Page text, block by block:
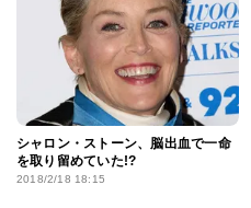
シャロン・ストーン、脳出血で一命
を取り留めていた!?
2018/2/18 18:15